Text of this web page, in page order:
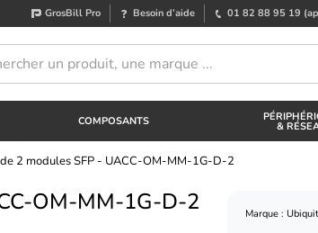
GrosBill Pro Besoin d’aide 01 82 88 95 19
COMPOSANTS &
2 modules SFP - UACC-OM-MM-1G-D-2
OM-MM-1G-D-2 Marque :